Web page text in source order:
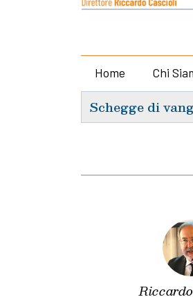
Home Chi
Schegge di